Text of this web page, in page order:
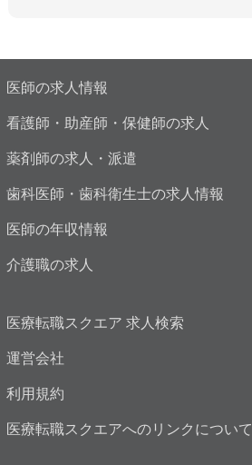
医師の求人情報
看護師・助産師・保健師の求人
薬剤師の求人・派遣
歯科医師・歯科衛生士の求人情報
医師の年収情報
介護職の求人
医療転職スクエア 求人検索
運営会社
利用規約
医療転職スクエアへのリンクについて